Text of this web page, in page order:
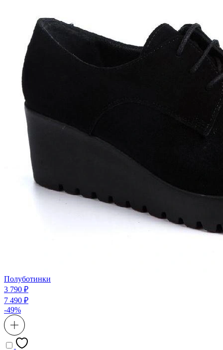
Полуботинки
3 790 ₽
7 490 ₽
-49%